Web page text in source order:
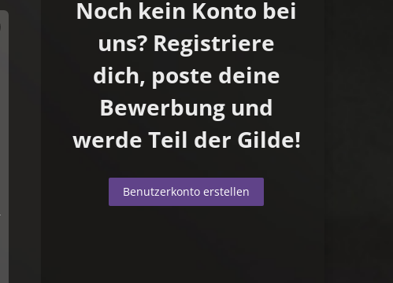
Noch kein Konto bei
uns? Registriere
dich, poste deine
Bewerbung und
werde Teil der Gilde!
Benutzerkonto erstellen